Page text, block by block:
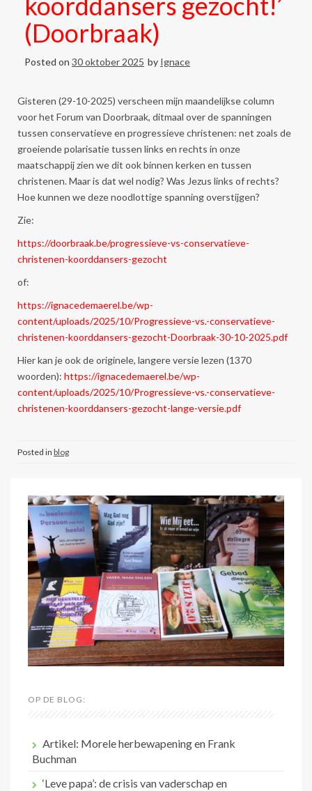
(Doorbraak)
Posted on 30 oktober 2025 by Ignace
Gisteren (29-10-2025) verscheen mijn maandelijkse column
voor het Forum van Doorbraak, ditmaal over de spanningen
tussen conservatieve en progressieve christenen: net zoals de
groeiende polarisatie tussen links en rechts in onze
maatschappij zien we dit ook binnen kerken en tussen
christenen. Maar is dat wel nodig? Was Jezus links of rechts?
Hoe kunnen we deze noodlottige spanning overstijgen?
Zie:
https://doorbraak.be/progressieve-vs-conservatieve-
christenen-koorddansers-gezocht
of:
https://ignacedemaerel.be/wp-
content/uploads/2025/10/Progressieve-vs.-conservatieve-
christenen-koorddansers-gezocht-Doorbraak-30-10-2025.pdf
Hier kan je ook de originele, langere versie lezen (1370
woorden): https://ignacedemaerel.be/wp-
content/uploads/2025/10/Progressieve-vs.-conservatieve-
christenen-koorddansers-gezocht-lange-versie.pdf
Posted in blog
OP DE BLOG:
Artikel: Morele herbewapening en Frank
Buchman
‘Leve papa’: de crisis van vaderschap en